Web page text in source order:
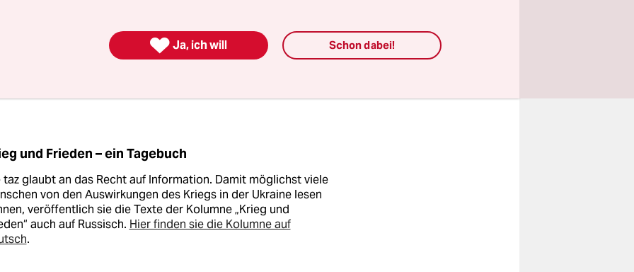
периода обучения приходили ветераны и делились всеми
они прожили и которые остались с ними навсегда. Мы
und Frieden – ein Tagebuch
taz glaubt an das Recht auf Information. Damit möglichst viele
von den Auswirkungen des Kriegs in der Ukraine lesen
veröffentlich sie die Texte der Kolumne „Krieg und
auch auf Russisch. Hier finden sie die Kolumne auf
.
 Ja, ich will Schon dabei!